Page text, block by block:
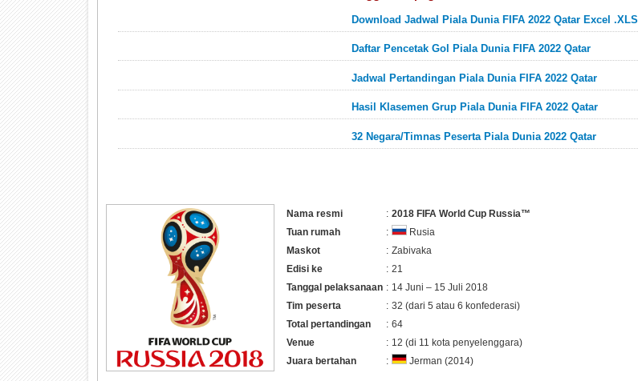
Download Jadwal Piala Dunia FIFA 2022 Qatar Excel .XLS
Daftar Pencetak Gol Piala Dunia FIFA 2022 Qatar
Jadwal Pertandingan Piala Dunia FIFA 2022 Qatar
Hasil Klasemen Grup Piala Dunia FIFA 2022 Qatar
32 Negara/Timnas Peserta Piala Dunia 2022 Qatar
Nama resmi : 2018 FIFA World Cup Russia™
Tuan rumah
:
Rusia
Maskot
: Zabivaka
Edisi ke
: 21
Tanggal pelaksanaan : 14 Juni – 15 Juli 2018
Tim peserta
: 32 (dari 5 atau 6 konfederasi)
Total pertandingan
: 64
Venue
: 12 (di 11 kota penyelenggara)
Juara bertahan
: Jerman (2014)